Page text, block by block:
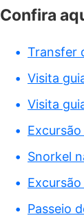
Confira
Transfer
Visita
Visita
Snorkel
Passeio